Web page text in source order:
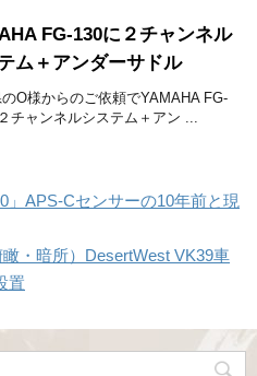
FG-130に２チャンネル
ム＋アンダーサドル
O様からのご依頼でYAMAHA FG-
チャンネルシステム＋アン ...
」APS-Cセンサーの10年前と現
・暗所）DesertWest VK39車
置